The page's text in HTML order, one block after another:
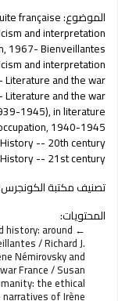
الموضوع:française
and interpretation
1967- Bienveillantes
and interpretation
and the war
and the war
1945), in literature
1940-1945
-- 20th century
-- 21st century
تصنيف مكتبة
المحتويات:
history: around
/ Richard J.
Némirovsky and
France / Susan
the ethical
of Irène